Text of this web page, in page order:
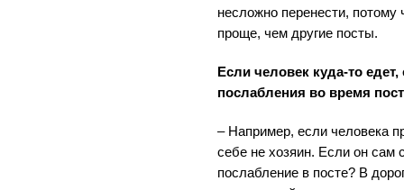
несложно перенести, потому
проще, чем другие посты.
Если человек куда-то
послабления во время
– Например, если человека
себе не хозяин. Если он сам
послабление в посте? В